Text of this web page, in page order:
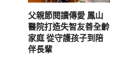
父親節閱讀傳愛 鳳山
醫院打造失智友善全齡
家庭 從守護孩子到陪
伴長輩